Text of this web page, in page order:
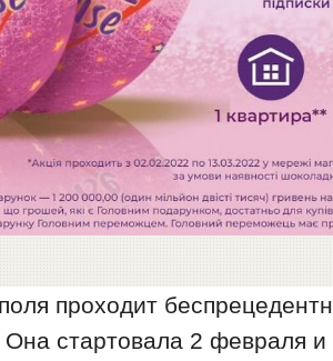
проходит
стартовала 2 февраля